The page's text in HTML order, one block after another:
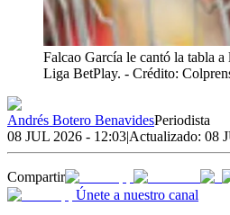
Falcao García le cantó la tabla a
Liga BetPlay. - Crédito:
Andrés Botero BenavidesPeriodista
08 JUL 2026 - 12:03|Actualizado: 08
Compartir
Únete a nuestro canal